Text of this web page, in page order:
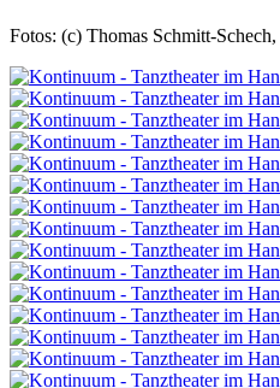
Fotos: (c) Thomas Schmitt-Schech,